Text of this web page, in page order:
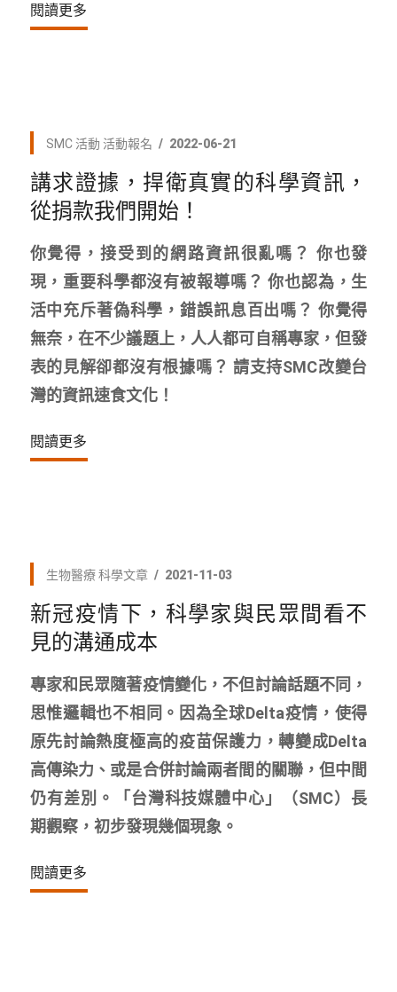
閱讀更多
SMC 活動 活動報名 2022-06-21
講求證據，捍衛真實的科學資訊，
從捐款我們開始！
你覺得，接受到的網路資訊很亂嗎？ 你也發
現，重要科學都沒有被報導嗎？ 你也認為，生
活中充斥著偽科學，錯誤訊息百出嗎？ 你覺得
無奈，在不少議題上，人人都可自稱專家，但發
表的見解卻都沒有根據嗎？ 請支持SMC改變台
灣的資訊速食文化！
閱讀更多
生物醫療 科學文章 2021-11-03
新冠疫情下，科學家與民眾間看不
見的溝通成本
專家和民眾隨著疫情變化，不但討論話題不同，
思惟邏輯也不相同。因為全球Delta疫情，使得
原先討論熱度極高的疫苗保護力，轉變成Delta
高傳染力、或是合併討論兩者間的關聯，但中間
仍有差別。「台灣科技媒體中心」（SMC）長
期觀察，初步發現幾個現象。
閱讀更多